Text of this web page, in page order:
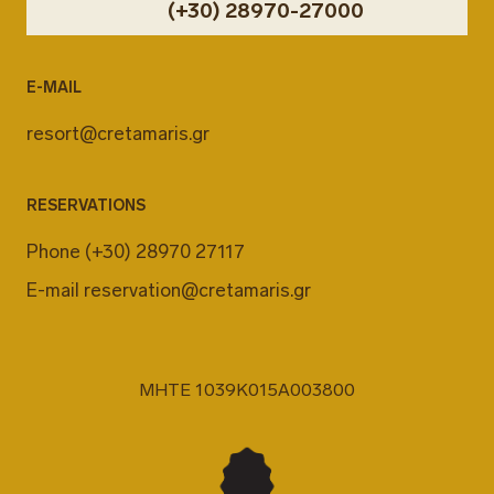
(+30) 28970-27000
E-MAIL
resort@cretamaris.gr
RESERVATIONS
Phone (+30) 28970 27117
E-mail reservation@cretamaris.gr
MHTE 1039K015A003800